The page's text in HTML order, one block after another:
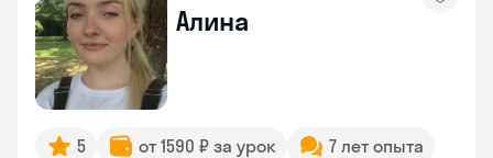
Алина
5 от 1590 ₽ за урок
7 лет опыта